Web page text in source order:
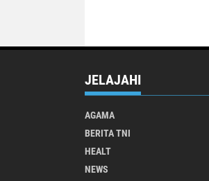
JELAJAHI
AGAMA
BERITA TNI
HEALT
NEWS